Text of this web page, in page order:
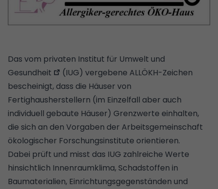
Das vom privaten Institut für Umwelt und
Gesundheit
(IUG) vergebene ALLÖKH-Zeichen
bescheinigt, dass die Häuser von
Fertighausherstellern (im Einzelfall aber auch
individuell gebaute Häuser) Grenzwerte einhalten,
die sich an den Vorgaben der Arbeitsgemeinschaft
ökologischer Forschungsinstitute orientieren.
Dabei prüft und misst das IUG zahlreiche Werte
hinsichtlich Innenraumklima, Schadstoffen in
Baumaterialien, Einrichtungsgegenständen und